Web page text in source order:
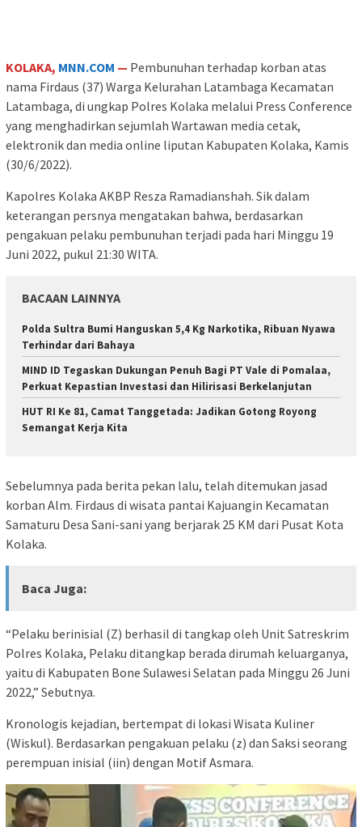
KOLAKA, MNN.COM — Pembunuhan terhadap korban atas
nama Firdaus (37) Warga Kelurahan Latambaga Kecamatan
Latambaga, di ungkap Polres Kolaka melalui Press Conference
yang menghadirkan sejumlah Wartawan media cetak,
elektronik dan media online liputan Kabupaten Kolaka, Kamis
(30/6/2022).
Kapolres Kolaka AKBP Resza Ramadianshah. Sik dalam
keterangan persnya mengatakan bahwa, berdasarkan
pengakuan pelaku pembunuhan terjadi pada hari Minggu 19
Juni 2022, pukul 21:30 WITA.
BACAAN LAINNYA
Polda Sultra Bumi Hanguskan 5,4 Kg Narkotika, Ribuan Nyawa
Terhindar dari Bahaya
MIND ID Tegaskan Dukungan Penuh Bagi PT Vale di Pomalaa,
Perkuat Kepastian Investasi dan Hilirisasi Berkelanjutan
HUT RI Ke 81, Camat Tanggetada: Jadikan Gotong Royong
Semangat Kerja Kita
Sebelumnya pada berita pekan lalu, telah ditemukan jasad
korban Alm. Firdaus di wisata pantai Kajuangin Kecamatan
Samaturu Desa Sani-sani yang berjarak 25 KM dari Pusat Kota
Kolaka.
Baca Juga:
“Pelaku berinisial (Z) berhasil di tangkap oleh Unit Satreskrim
Polres Kolaka, Pelaku ditangkap berada dirumah keluarganya,
yaitu di Kabupaten Bone Sulawesi Selatan pada Minggu 26 Juni
2022,” Sebutnya.
Kronologis kejadian, bertempat di lokasi Wisata Kuliner
(Wiskul). Berdasarkan pengakuan pelaku (z) dan Saksi seorang
perempuan inisial (iin) dengan Motif Asmara.